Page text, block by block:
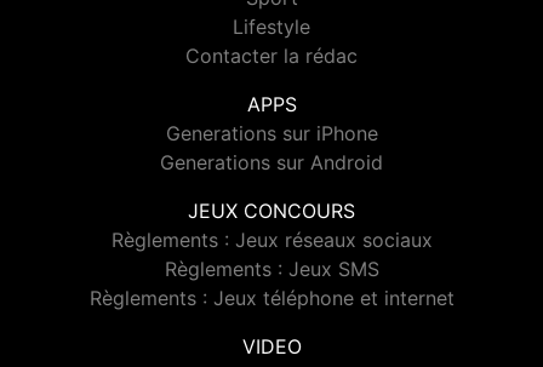
Lifestyle
Contacter la rédac
APPS
Generations sur iPhone
Generations sur Android
JEUX CONCOURS
Règlements : Jeux réseaux sociaux
Règlements : Jeux SMS
Règlements : Jeux téléphone et internet
VIDEO